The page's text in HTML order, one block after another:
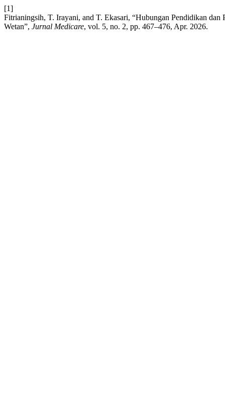
[1]
Fitrianingsih, T. Irayani, and T. Ekasari, “Hubungan Pendidikan
Wetan”, Jurnal Medicare, vol. 5, no. 2, pp. 467–476, Apr. 2026.